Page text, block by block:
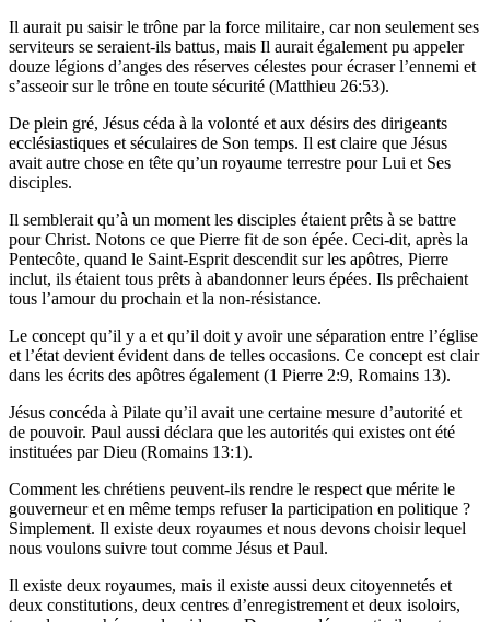
Il aurait pu saisir le trône par la force militaire, car non seulement ses
serviteurs se seraient-ils battus, mais Il aurait également pu appeler
douze légions d’anges des réserves célestes pour écraser l’ennemi et
s’asseoir sur le trône en toute sécurité (Matthieu 26:53).
De plein gré, Jésus céda à la volonté et aux désirs des dirigeants
ecclésiastiques et séculaires de Son temps. Il est claire que Jésus
avait autre chose en tête qu’un royaume terrestre pour Lui et Ses
disciples.
Il semblerait qu’à un moment les disciples étaient prêts à se battre
pour Christ. Notons ce que Pierre fit de son épée. Ceci-dit, après la
Pentecôte, quand le Saint-Esprit descendit sur les apôtres, Pierre
inclut, ils étaient tous prêts à abandonner leurs épées. Ils prêchaient
tous l’amour du prochain et la non-résistance.
Le concept qu’il y a et qu’il doit y avoir une séparation entre l’église
et l’état devient évident dans de telles occasions. Ce concept est clair
dans les écrits des apôtres également (1 Pierre 2:9, Romains 13).
Jésus concéda à Pilate qu’il avait une certaine mesure d’autorité et
de pouvoir. Paul aussi déclara que les autorités qui existes ont été
instituées par Dieu (Romains 13:1).
Comment les chrétiens peuvent-ils rendre le respect que mérite le
gouverneur et en même temps refuser la participation en politique ?
Simplement. Il existe deux royaumes et nous devons choisir lequel
nous voulons suivre tout comme Jésus et Paul.
Il existe deux royaumes, mais il existe aussi deux citoyennetés et
deux constitutions, deux centres d’enregistrement et deux isoloirs,